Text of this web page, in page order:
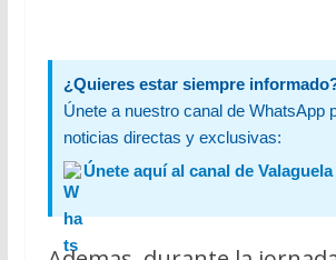
¿Quieres estar siempre
Únete a nuestro canal de WhatsApp
noticias directas y exclusivas:
Únete aquí al canal de Valaguela